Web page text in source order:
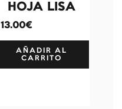
HOJA LISA
13.00€
AÑADIR AL
CARRITO